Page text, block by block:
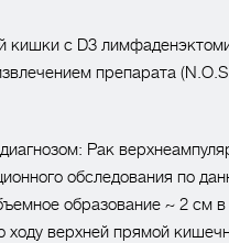
кишки c D3
препарата
Рак
обследования по
образование ~ 2 см
верхней прямой